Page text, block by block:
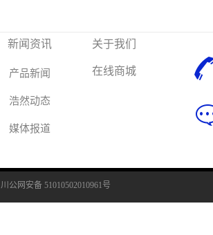
新闻资讯
产品新闻
浩然动态
媒体报道
关于我们
在线商城
川公网安备 51010502010961号